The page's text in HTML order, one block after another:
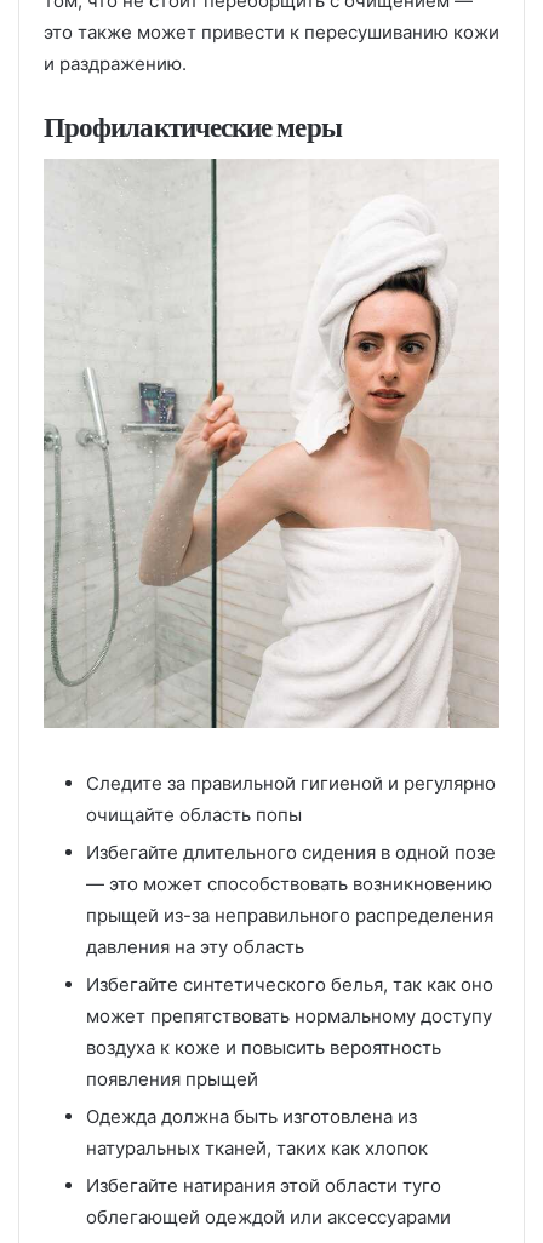
это также может привести к пересушиванию кожи
и раздражению.
Профилактические меры
Следите за правильной гигиеной и регулярно
очищайте область попы
Избегайте длительного сидения в одной позе
— это может способствовать возникновению
прыщей из-за неправильного распределения
давления на эту область
Избегайте синтетического белья, так как оно
может препятствовать нормальному доступу
воздуха к коже и повысить вероятность
появления прыщей
Одежда должна быть изготовлена из
натуральных тканей, таких как хлопок
Избегайте натирания этой области туго
облегающей одеждой или аксессуарами